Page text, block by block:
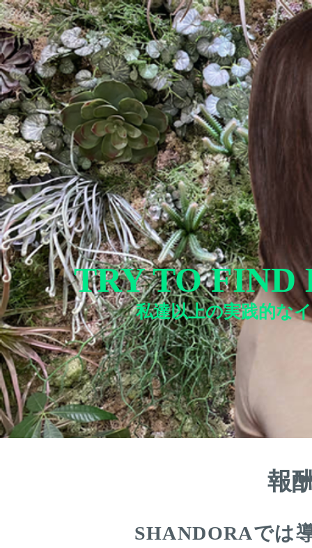
TRY TO FIND
私達以上の実践的な
報
SHANDORAでは